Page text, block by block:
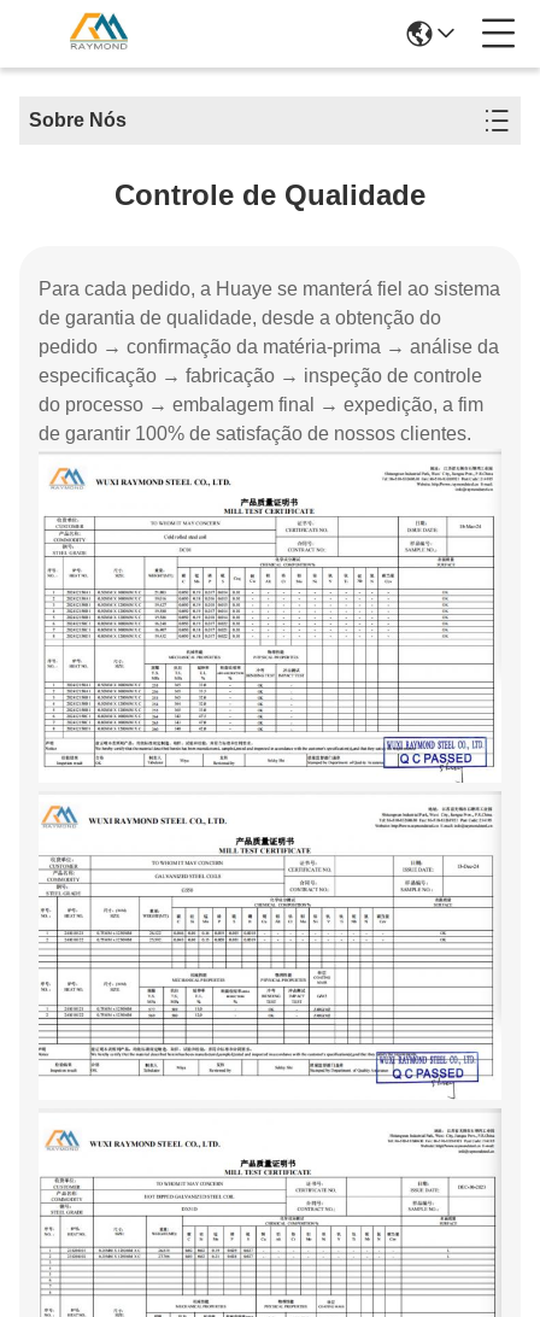
Sobre Nós
Controle de Qualidade
Para cada pedido, a Huaye se manterá fiel ao sistema
de garantia de qualidade, desde a obtenção do
pedido → confirmação da matéria-prima → análise da
especificação → fabricação → inspeção de controle
do processo → embalagem final → expedição, a fim
de garantir 100% de satisfação de nossos clientes.